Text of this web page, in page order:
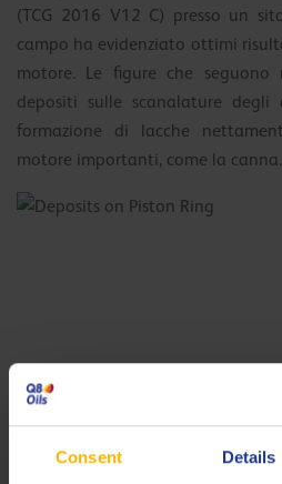
Consent Details
(TCG 2016 V12 C) presso un
campo ha evidenziato ottimi
motore. Le figure che seguono
depositi sulle scanalature
formazione di lacche
motore importanti, come la canna.